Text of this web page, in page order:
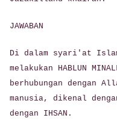
JAWABAN
Di dalam syari'at
melakukan HABLUN
berhubungan dengan
manusia, dikenal
dengan IHSAN.